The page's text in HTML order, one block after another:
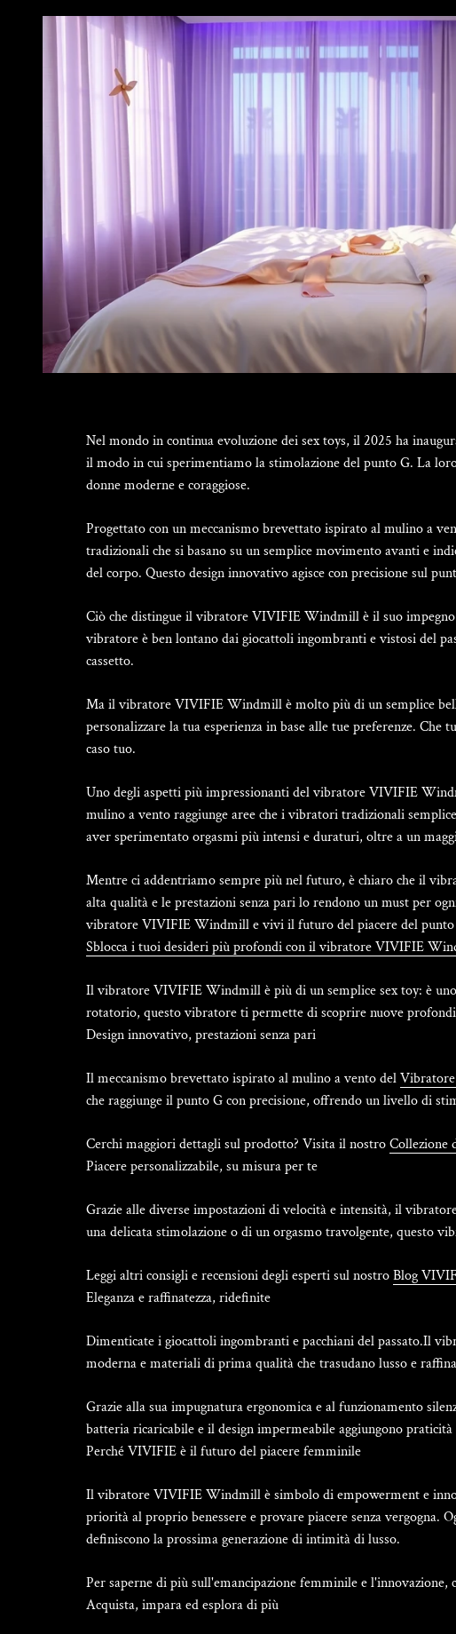
Nel mondo in continua evoluzione dei sex toys, il 2025 ha
il modo in cui sperimentiamo la stimolazione del punto G. La
donne moderne e coraggiose.
Progettato con un meccanismo brevettato ispirato al mulino a
tradizionali che si basano su un semplice movimento avanti e
del corpo. Questo design innovativo agisce con precisione sul
Ciò che distingue il vibratore VIVIFIE Windmill è il suo impegno
vibratore è ben lontano dai giocattoli ingombranti e vistosi del
cassetto.
Ma il vibratore VIVIFIE Windmill è molto più di un semplice
personalizzare la tua esperienza in base alle tue preferenze.
caso tuo.
Uno degli aspetti più impressionanti del vibratore VIVIFIE
mulino a vento raggiunge aree che i vibratori tradizionali
aver sperimentato orgasmi più intensi e duraturi, oltre a un
Mentre ci addentriamo sempre più nel futuro, è chiaro che il
alta qualità e le prestazioni senza pari lo rendono un must per
vibratore VIVIFIE Windmill e vivi il futuro del piacere del punto
Sblocca i tuoi desideri più profondi con il vibratore VIVIFIE
Il vibratore VIVIFIE Windmill è più di un semplice sex toy: è
rotatorio, questo vibratore ti permette di scoprire nuove
Design innovativo, prestazioni senza pari
Il meccanismo brevettato ispirato al mulino a vento del
che raggiunge il punto G con precisione, offrendo un livello di
Cerchi maggiori dettagli sul prodotto? Visita il nostroCollezione
Piacere personalizzabile, su misura per te
Grazie alle diverse impostazioni di velocità e intensità, il
una delicata stimolazione o di un orgasmo travolgente, questo
Leggi altri consigli e recensioni degli esperti sul nostroBlog
Eleganza e raffinatezza, ridefinite
Dimenticate i giocattoli ingombranti e pacchiani del passato.Il
moderna e materiali di prima qualità che trasudano lusso e
Grazie alla sua impugnatura ergonomica e al funzionamento
batteria ricaricabile e il design impermeabile aggiungono
Perché VIVIFIE è il futuro del piacere femminile
Il vibratore VIVIFIE Windmill è simbolo di empowerment e
priorità al proprio benessere e provare piacere senza vergogna.
definiscono la prossima generazione di intimità di lusso.
Per saperne di più sull'emancipazione femminile e
Acquista, impara ed esplora di più